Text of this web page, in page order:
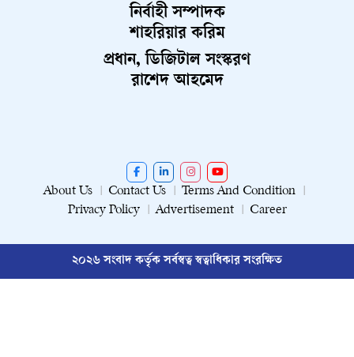
নির্বাহী সম্পাদক
শাহরিয়ার করিম
প্রধান, ডিজিটাল সংস্করণ
রাশেদ আহমেদ
About Us Contact Us
Terms And Condition
Privacy Policy
Advertisement Career
২০২৬ সংবাদ কর্তৃক সর্বস্বত্ব স্বত্বাধিকার সংরক্ষিত